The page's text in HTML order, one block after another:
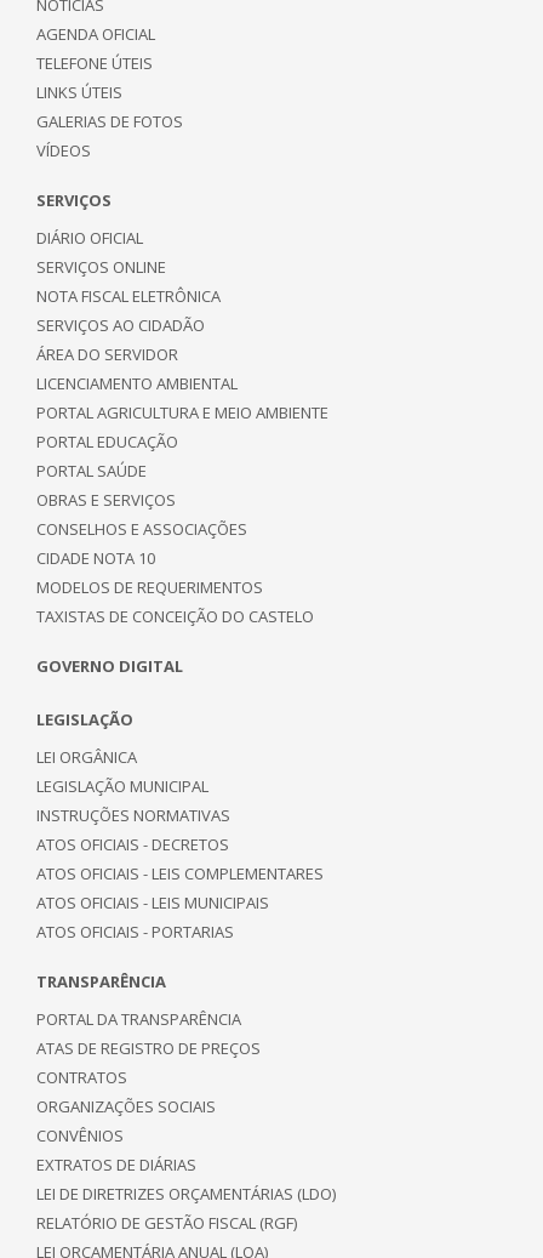
NOTÍCIAS
AGENDA OFICIAL
TELEFONE ÚTEIS
LINKS ÚTEIS
GALERIAS DE FOTOS
VÍDEOS
SERVIÇOS
DIÁRIO OFICIAL
SERVIÇOS ONLINE
NOTA FISCAL ELETRÔNICA
SERVIÇOS AO CIDADÃO
ÁREA DO SERVIDOR
LICENCIAMENTO AMBIENTAL
PORTAL AGRICULTURA E MEIO AMBIENTE
PORTAL EDUCAÇÃO
PORTAL SAÚDE
OBRAS E SERVIÇOS
CONSELHOS E ASSOCIAÇÕES
CIDADE NOTA 10
MODELOS DE REQUERIMENTOS
TAXISTAS DE CONCEIÇÃO DO CASTELO
GOVERNO DIGITAL
LEGISLAÇÃO
LEI ORGÂNICA
LEGISLAÇÃO MUNICIPAL
INSTRUÇÕES NORMATIVAS
ATOS OFICIAIS - DECRETOS
ATOS OFICIAIS - LEIS COMPLEMENTARES
ATOS OFICIAIS - LEIS MUNICIPAIS
ATOS OFICIAIS - PORTARIAS
TRANSPARÊNCIA
PORTAL DA TRANSPARÊNCIA
ATAS DE REGISTRO DE PREÇOS
CONTRATOS
ORGANIZAÇÕES SOCIAIS
CONVÊNIOS
EXTRATOS DE DIÁRIAS
LEI DE DIRETRIZES ORÇAMENTÁRIAS (LDO)
RELATÓRIO DE GESTÃO FISCAL (RGF)
LEI ORÇAMENTÁRIA ANUAL (LOA)